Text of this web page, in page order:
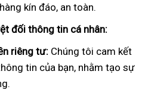
kín đáo, an toàn.
đối thông tin cá nhân:
riêng tư: Chúng tôi cam kết
tin của bạn, nhằm tạo sự